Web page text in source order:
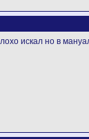
искал но в